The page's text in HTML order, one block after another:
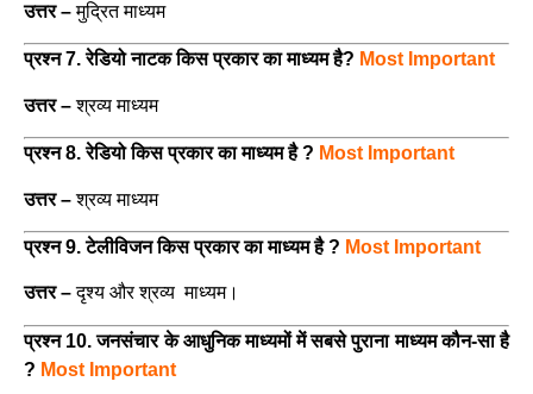
उत्तर –मुद्रित माध्यम
प्रश्न 7. रेडियो नाटक किस प्रकार का माध्यम है? Most Important
उत्तर –श्रव्य माध्यम
प्रश्न 8. रेडियो किस प्रकार का माध्यम है ? Most Important
उत्तर –श्रव्य माध्यम
प्रश्न 9. टेलीविजन किस प्रकार का माध्यम है ? Most Important
उत्तर –दृश्य और श्रव्य माध्यम।
प्रश्न 10. जनसंचार के आधुनिक माध्यमों में सबसे पुराना माध्यम कौन-सा है
? Most Important